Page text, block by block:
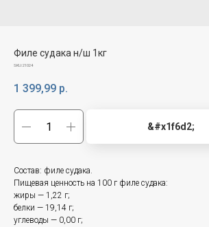
Филе судака н/ш 1кг
SKU:21024
1 399,99 р.
&#x1f6d2;
Состав: филе судака.
Пищевая ценность на 100 г филе судака:
жиры — 1,22 г;
белки — 19,14 г;
углеводы — 0,00 г;